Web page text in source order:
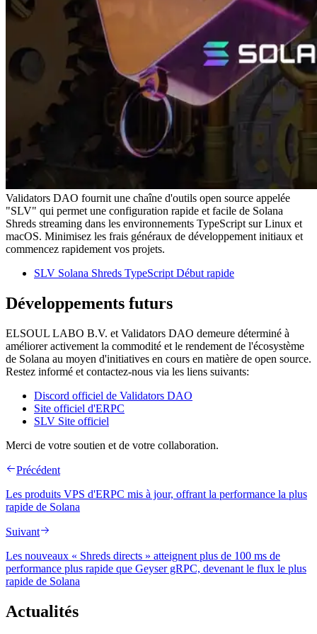
Validators DAO fournit une chaîne d'outils open source appelée
"SLV" qui permet une configuration rapide et facile de Solana
Shreds streaming dans les environnements TypeScript sur Linux et
macOS. Minimisez les frais généraux de développement initiaux et
commencez rapidement vos projets.
SLV Solana Shreds TypeScript Début rapide
Développements futurs
ELSOUL LABO B.V. et Validators DAO demeure déterminé à
améliorer activement la commodité et le rendement de l'écosystème
de Solana au moyen d'initiatives en cours en matière de open source.
Restez informé et contactez-nous via les liens suivants:
Discord officiel de Validators DAO
Site officiel d'ERPC
SLV Site officiel
Merci de votre soutien et de votre collaboration.
Précédent
Les produits VPS d'ERPC mis à jour, offrant la performance la plus
rapide de Solana
Suivant
Les nouveaux « Shreds directs » atteignent plus de 100 ms de
performance plus rapide que Geyser gRPC, devenant le flux le plus
rapide de Solana
Actualités